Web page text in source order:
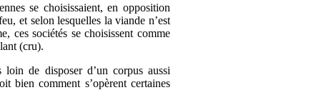
se choisissaient, en opposition
et selon lesquelles la viande n’est
ces sociétés se choisissent comme
(cru).
de disposer d’un corpus aussi
bien comment s’opèrent certaines